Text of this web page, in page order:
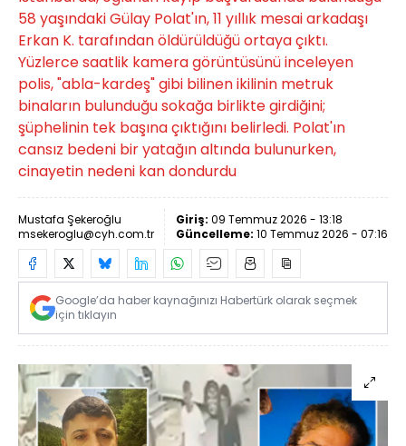
58 yaşındaki Gülay Polat'ın, 11 yıllık mesai arkadaşı
Erkan K. tarafından öldürüldüğü ortaya çıktı.
Yüzlerce saatlik kamera görüntüsünü inceleyen
polis, "abla-kardeş" gibi bilinen ikilinin metruk
binaların bulunduğu sokağa birlikte girdiğini;
şüphelinin tek başına çıktığını belirledi. Polat'ın
cansız bedeni bir yatağın altında bulunurken,
cinayetin nedeni kan dondurdu
Mustafa Şekeroğlu
msekeroglu@cyh.com.tr
Giriş: 09 Temmuz 2026 - 13:18
Güncelleme: 10 Temmuz 2026 - 07:16
Google’da haber kaynağınızı Habertürk olarak seçmek
için tıklayın